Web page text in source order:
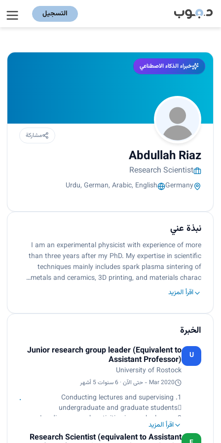
التسجيل
خبراء الذكاء الاصطناعي
مشاركة
Abdullah Riaz
Research Scientist
Germany
Urdu, German, Arabic, English
نبذة عني
I am an experimental physicist with experience of more
than three years after my PhD. My expertise in scientific
techniques mainly includes spark plasma sintering of
metals and ceramics, 3D printing, and materials charac…
اقرأ المزيد
الخبرة
U
Junior research group leader (Equivalent to
Assistant Professor)
University of Rostock
Mar 2020 - حتى الآن · 6 سنوات 5 أشهر
1. Conducting lectures and supervising
undergraduate and graduate students
2. Leading research activities in spark plasma
sintering laboratory, including materials
development for renewable energy and bone
اقرأ المزيد
Research Scientist (equivalent to Assistant